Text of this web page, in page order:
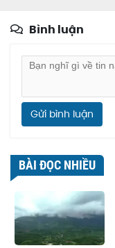
Bình luận
Gửi bình luận
BÀI ĐỌC NHIỀU